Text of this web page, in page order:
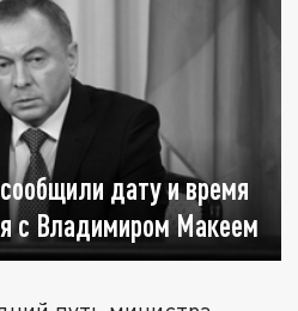
дату и время
с Владимиром Макеем